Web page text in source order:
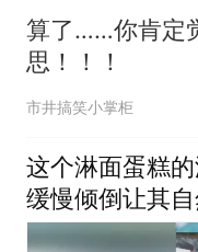
算了……你肯定
思！！！
市井搞笑小掌柜
这个淋面蛋糕
缓慢倾倒让其
要找角度的